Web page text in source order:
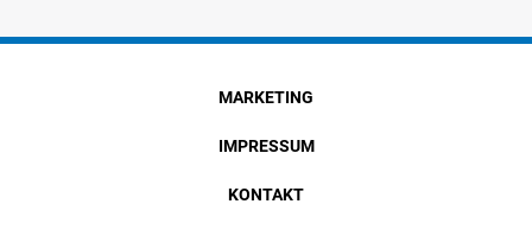
MARKETING
IMPRESSUM
KONTAKT